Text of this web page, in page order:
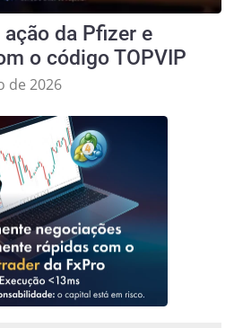
da Pfizer e
o código TOPVIP
de 2026